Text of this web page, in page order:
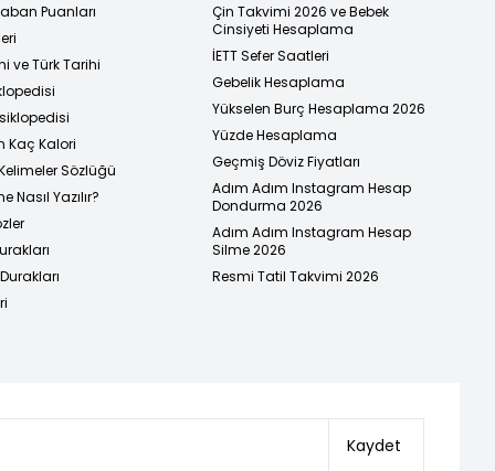
Puanları
ve Türk Tarihi
Kaç Kalori
Sözlüğü
Nasıl Yazılır?
Çin Takvimi 2026 ve Bebek
Cinsiyeti Hesaplama
İETT Sefer Saatleri
Gebelik Hesaplama
Yükselen Burç Hesaplama 2026
Yüzde Hesaplama
Geçmiş Döviz Fiyatları
Adım Adım Instagram Hesap
Dondurma 2026
Adım Adım Instagram Hesap
Silme 2026
Resmi Tatil Takvimi 2026
Kaydet